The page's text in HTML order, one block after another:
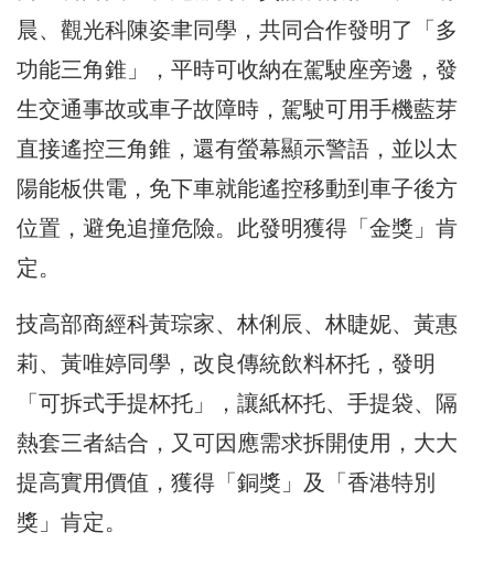
晨、觀光科陳姿聿同學， 共同合作發明了「多
功能三角錐」，平時可收納在駕駛座旁邊， 發
生交通事故或車子故障時，駕駛可用手機藍芽
直接遙控三角錐， 還有螢幕顯示警語，並以太
陽能板供電， 免下車就能遙控移動到車子後方
位置，避免追撞危險。此發明獲得「 金獎」肯
定。
技高部商經科黃琮家、林俐辰、林睫妮、黃惠
莉、黃唯婷同學， 改良傳統飲料杯托，發明
「可拆式手提杯托」，讓紙杯托、手提袋、 隔
熱套三者結合，又可因應需求拆開使用，大大
提高實用價值， 獲得「銅獎」及「香港特別
獎」肯定。